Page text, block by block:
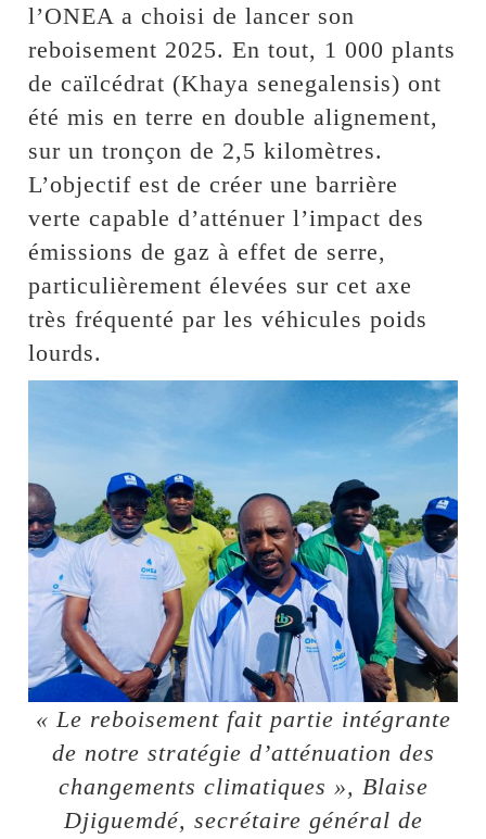
l’ONEA a choisi de lancer son
reboisement 2025. En tout, 1 000 plants
de caïlcédrat (Khaya senegalensis) ont
été mis en terre en double alignement,
sur un tronçon de 2,5 kilomètres.
L’objectif est de créer une barrière
verte capable d’atténuer l’impact des
émissions de gaz à effet de serre,
particulièrement élevées sur cet axe
très fréquenté par les véhicules poids
lourds.
« Le reboisement fait partie intégrante
de notre stratégie d’atténuation des
changements climatiques », Blaise
Djiguemdé, secrétaire général de